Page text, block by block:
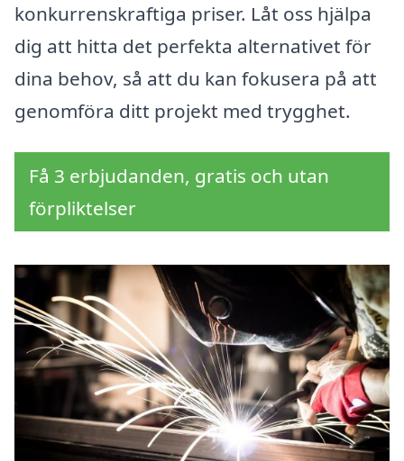
konkurrenskraftiga priser. Låt oss hjälpa
dig att hitta det perfekta alternativet för
dina behov, så att du kan fokusera på att
genomföra ditt projekt med trygghet.
Få 3 erbjudanden, gratis och utan
förpliktelser